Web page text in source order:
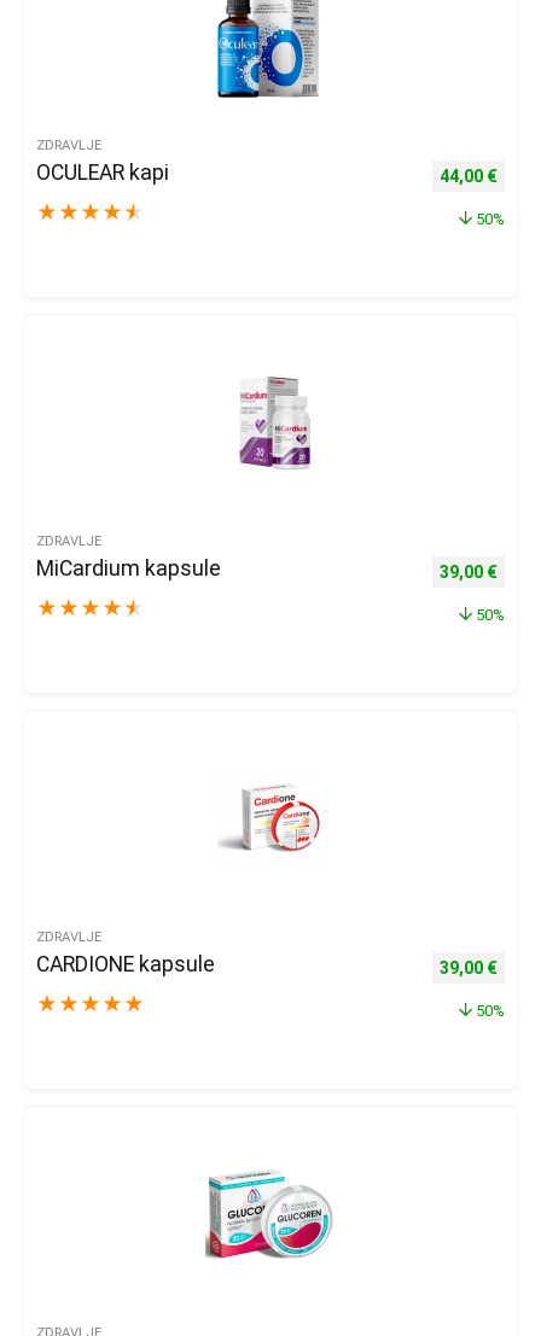
ZDRAVLJE
OCULEAR kapi
★ ★ ★ ★ ★
Izvorna
44,00 €
50%
ZDRAVLJE
MiCardium kapsule
★ ★ ★ ★ ★
Izvorna
39,00 €
50%
ZDRAVLJE
CARDIONE kapsule
★ ★ ★ ★ ★
Izvorna
39,00 €
50%
ZDRAVLJE